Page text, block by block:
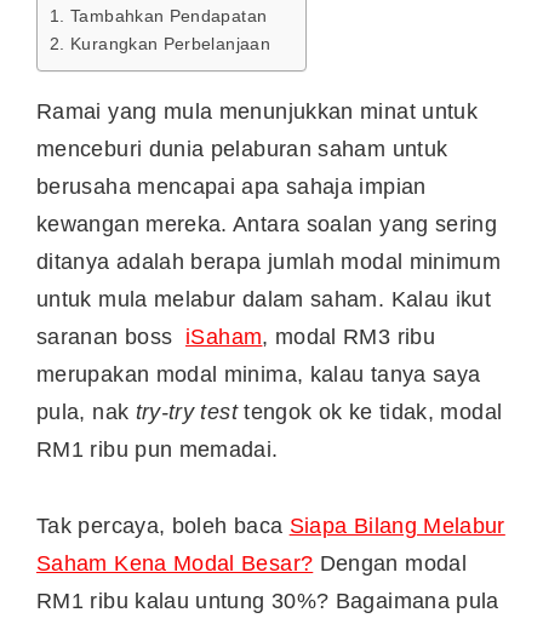
1. Tambahkan Pendapatan
2. Kurangkan Perbelanjaan
Ramai yang mula menunjukkan minat untuk
menceburi dunia pelaburan saham untuk
berusaha mencapai apa sahaja impian
kewangan mereka. Antara soalan yang sering
ditanya adalah berapa jumlah modal minimum
untuk mula melabur dalam saham. Kalau ikut
saranan boss iSaham, modal RM3 ribu
merupakan modal minima, kalau tanya saya
pula, nak try-try testtengok ok ke tidak, modal
RM1 ribu pun memadai.
Tak percaya, boleh baca Siapa Bilang Melabur
Saham Kena Modal Besar? Dengan modal
RM1 ribu kalau untung 30%? Bagaimana pula